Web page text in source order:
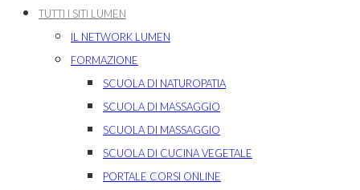
TUTTI I SITI LUMEN
IL NETWORK LUMEN
FORMAZIONE
SCUOLA DI NATUROPATIA
SCUOLA DI MASSAGGIO
SCUOLA DI MASSAGGIO
SCUOLA DI CUCINA VEGETALE
PORTALE CORSI ONLINE